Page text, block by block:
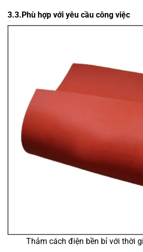
3.3.Phù hợp với yêu cầu công việc
Thảm cách điện bền bỉ với thời